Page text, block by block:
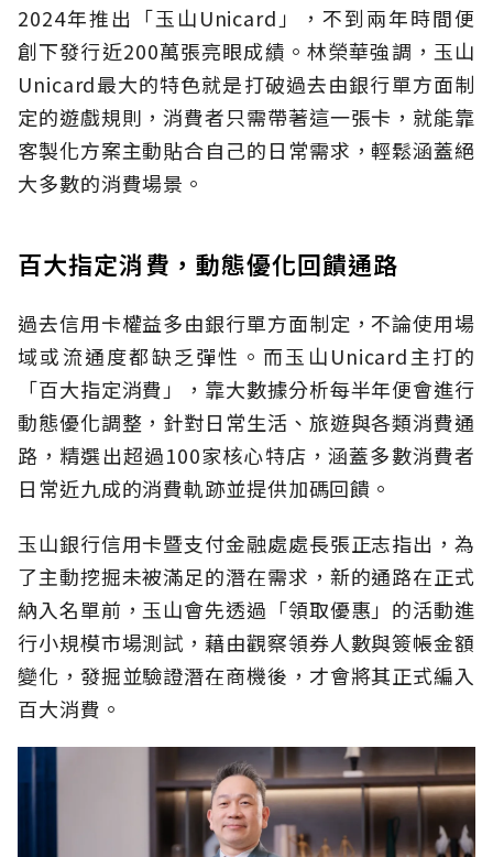
2024年推出「玉山Unicard」，不到兩年時間便
創下發行近200萬張亮眼成績。林榮華強調，玉山
Unicard最大的特色就是打破過去由銀行單方面制
定的遊戲規則，消費者只需帶著這一張卡，就能靠
客製化方案主動貼合自己的日常需求，輕鬆涵蓋絕
大多數的消費場景。
百大指定消費，動態優化回饋通路
過去信用卡權益多由銀行單方面制定，不論使用場
域或流通度都缺乏彈性。而玉山Unicard主打的
「百大指定消費」，靠大數據分析每半年便會進行
動態優化調整，針對日常生活、旅遊與各類消費通
路，精選出超過100家核心特店，涵蓋多數消費者
日常近九成的消費軌跡並提供加碼回饋。
玉山銀行信用卡暨支付金融處處長張正志指出，為
了主動挖掘未被滿足的潛在需求，新的通路在正式
納入名單前，玉山會先透過「領取優惠」的活動進
行小規模市場測試，藉由觀察領券人數與簽帳金額
變化，發掘並驗證潛在商機後，才會將其正式編入
百大消費。